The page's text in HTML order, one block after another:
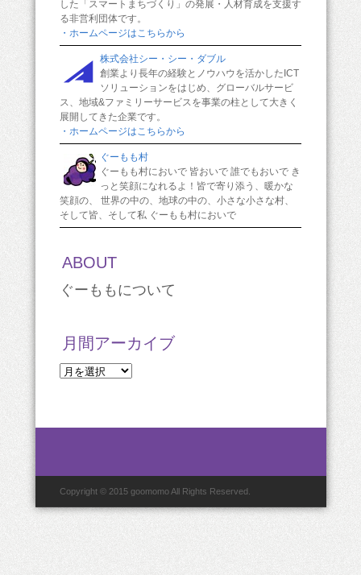
した「スマートまちづくり」の発展・人材育成を支援す
る非営利団体です。
・ホームページはこちらから
株式会社シー・シー・ダブル
創業より長年の経験とノウハウを活かしたICT
ソリューションをはじめ、グローバルサービ
ス、地域&ファミリーサービスを事業の柱として大きく
展開してきた企業です。
・ホームページはこちらから
ぐーもも村
ぐーもも村においで 皆おいで 誰でもおいで き
っと笑顔になれるよ！皆で寄り添う、暖かな
笑顔の、 世界の中の、地球の中の、小さな小さな村、
そして皆、そして私 ぐーもも村においで
ABOUT
ぐーももについて
月間アーカイブ
月
カ
Copyright © 2015 goomomo All Rights Reserved.